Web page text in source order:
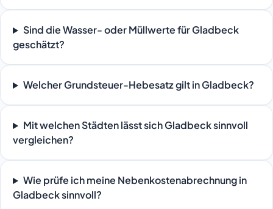
Sind die Wasser- oder Müllwerte für Gladbeck
geschätzt?
Welcher Grundsteuer-Hebesatz gilt in Gladbeck?
Mit welchen Städten lässt sich Gladbeck sinnvoll
vergleichen?
Wie prüfe ich meine Nebenkostenabrechnung in
Gladbeck sinnvoll?